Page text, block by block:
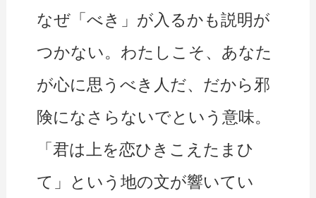
なぜ「べき」が入るかも説明が
つかない。わたしこそ、あなた
が心に思うべき人だ、だから邪
険になさらないでという意味。
「君は上を恋ひきこえたまひ
て」という地の文が響いてい